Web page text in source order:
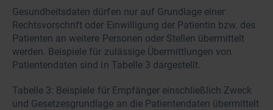
Gesundheitsdaten dürfen nur auf Grundlage einer
Rechtsvorschrift oder Einwilligung der Patientin bzw. des
Patienten an weitere Personen oder Stellen übermittelt
werden. Beispiele für zulässige Übermittlungen von
Patientendaten sind in Tabelle 3 dargestellt.
Tabelle 3: Beispiele für Empfänger einschließlich Zweck
und Gesetzesgrundlage an die Patientendaten übermittelt